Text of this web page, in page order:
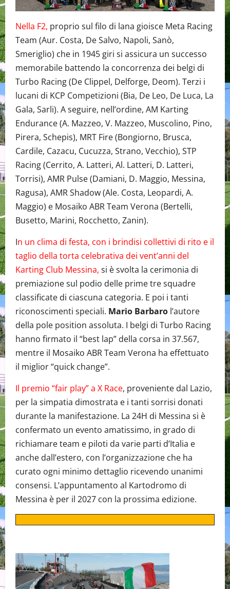
Nella F2, proprio sul filo di lana gioisce Meta Racing
Team (Aur. Costa, De Salvo, Napoli, Sanò,
Smeriglio) che in 1945 giri si assicura un successo
memorabile battendo la concorrenza dei belgi di
Turbo Racing (De Clippel, Delforge, Deom). Terzi i
lucani di KCP Competizioni (Bia, De Leo, De Luca, La
Gala, Sarli). A seguire, nell’ordine, AM Karting
Endurance (A. Mazzeo, V. Mazzeo, Muscolino, Pino,
Pirera, Schepis), MRT Fire (Bongiorno, Brusca,
Cardile, Cazacu, Cucuzza, Strano, Vecchio), STP
Racing (Cerrito, A. Latteri, Al. Latteri, D. Latteri,
Torrisi), AMR Pulse (Damiani, D. Maggio, Messina,
Ragusa), AMR Shadow (Ale. Costa, Leopardi, A.
Maggio) e Mosaiko ABR Team Verona (Bertelli,
Busetto, Marini, Rocchetto, Zanin).
In un clima di festa, con i brindisi collettivi di rito e il
taglio della torta celebrativa dei vent’anni del
Karting Club Messina, si è svolta la cerimonia di
premiazione sul podio delle prime tre squadre
classificate di ciascuna categoria. E poi i tanti
riconoscimenti speciali. Mario Barbaro l’autore
della pole position assoluta. I belgi di Turbo Racing
hanno firmato il “best lap” della corsa in 37.567,
mentre il Mosaiko ABR Team Verona ha effettuato
il miglior “quick change”.
Il premio “fair play” a X Race, proveniente dal Lazio,
per la simpatia dimostrata e i tanti sorrisi donati
durante la manifestazione. La 24H di Messina si è
confermato un evento amatissimo, in grado di
richiamare team e piloti da varie parti d’Italia e
anche dall’estero, con l’organizzazione che ha
curato ogni minimo dettaglio ricevendo unanimi
consensi. L’appuntamento al Kartodromo di
Messina è per il 2027 con la prossima edizione.